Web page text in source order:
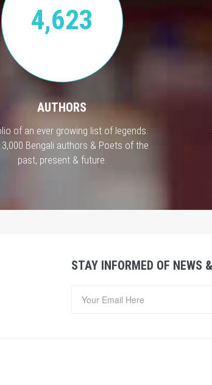
4,623
AUTHORS
of an ever growing list of legends.
Bengali authors & Poets of the
past, present & future.
STAY INFORMED OF NEWS